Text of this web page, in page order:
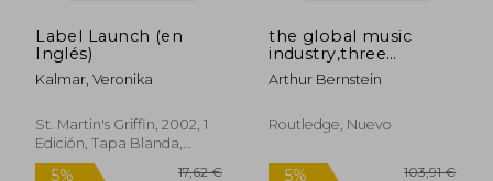
Label Launch (en
Inglés)
Kalmar, Veronika
St. Martin's Griffin, 2002, 1
Edición, Tapa Blanda,
Nuevo
the global music
industry,three
perspectives
Arthur Bernstein
Routledge, Nuevo